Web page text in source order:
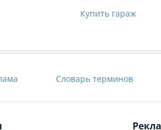
Купить гараж
Словарь терминов